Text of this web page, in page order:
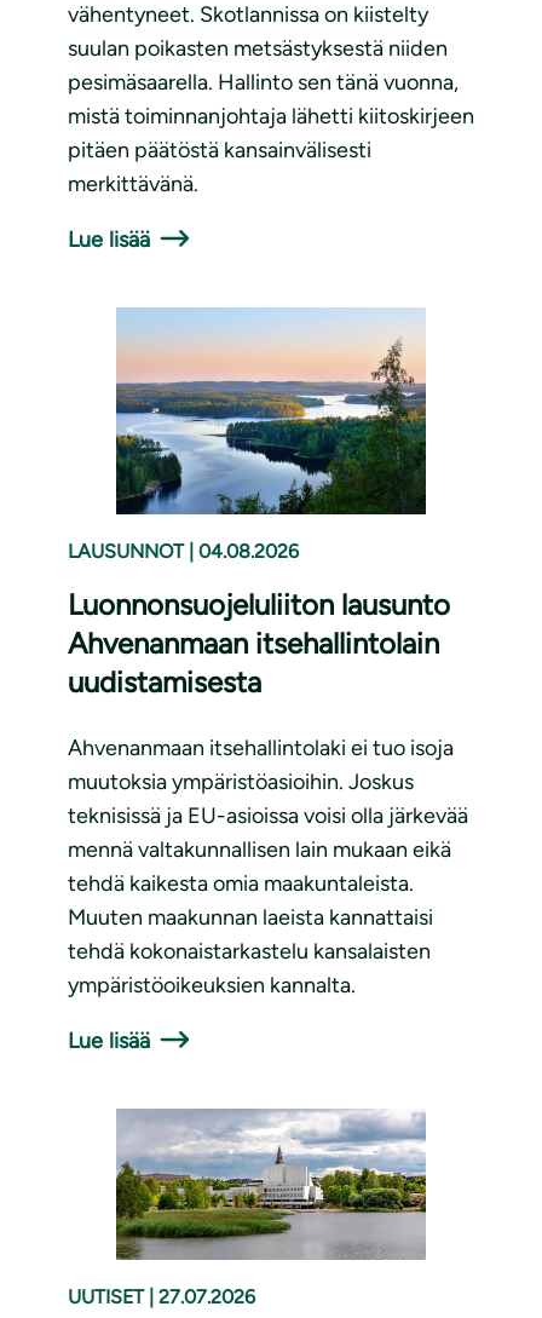
vähentyneet. Skotlannissa on kiistelty
suulan poikasten metsästyksestä niiden
pesimäsaarella. Hallinto sen tänä vuonna,
mistä toiminnanjohtaja lähetti kiitoskirjeen
pitäen päätöstä kansainvälisesti
merkittävänä.
Lue lisää
LAUSUNNOT 04.08.2026
Luonnonsuojeluliiton lausunto
Ahvenanmaan itsehallintolain
uudistamisesta
Ahvenanmaan itsehallintolaki ei tuo isoja
muutoksia ympäristöasioihin. Joskus
teknisissä ja EU-asioissa voisi olla järkevää
mennä valtakunnallisen lain mukaan eikä
tehdä kaikesta omia maakuntaleista.
Muuten maakunnan laeista kannattaisi
tehdä kokonaistarkastelu kansalaisten
ympäristöoikeuksien kannalta.
Lue lisää
UUTISET 27.07.2026